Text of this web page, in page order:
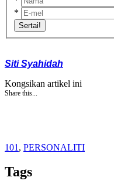
*
Sertai!
Siti Syahidah
Kongsikan artikel ini
Share this...
101 , PERSONALITI
Tags